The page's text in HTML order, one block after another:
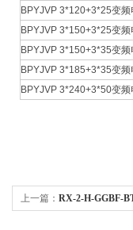
BPYJVP 3*120+3*25变频
BPYJVP 3*150+3*25变频
BPYJVP 3*150+3*35变频
BPYJVP 3*185+3*35变频
BPYJVP 3*240+3*50变频
上一篇： RX-2-H-GGBF-